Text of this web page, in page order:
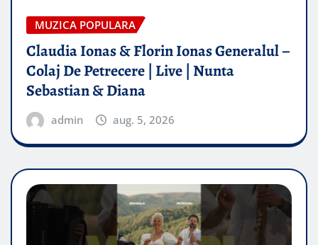
MUZICA POPULARA
Claudia Ionas & Florin Ionas Generalul –
Colaj De Petrecere | Live | Nunta
Sebastian & Diana
admin aug. 5, 2026